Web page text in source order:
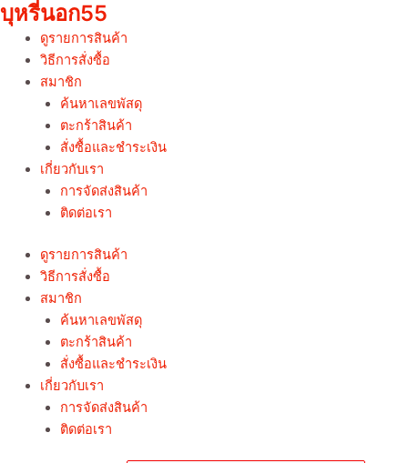
Skip
to
content
บุหรี่นอก55
ดูรายการสินค้า
วิธีการสั่งซื้อ
สมาชิก
ค้นหาเลขพัสดุ
ตะกร้าสินค้า
สั่งซื้อและชำระเงิน
เกี่ยวกับเรา
การจัดส่งสินค้า
ติดต่อเรา
ดูรายการสินค้า
วิธีการสั่งซื้อ
สมาชิก
ค้นหาเลขพัสดุ
ตะกร้าสินค้า
สั่งซื้อและชำระเงิน
เกี่ยวกับเรา
การจัดส่งสินค้า
ติดต่อเรา